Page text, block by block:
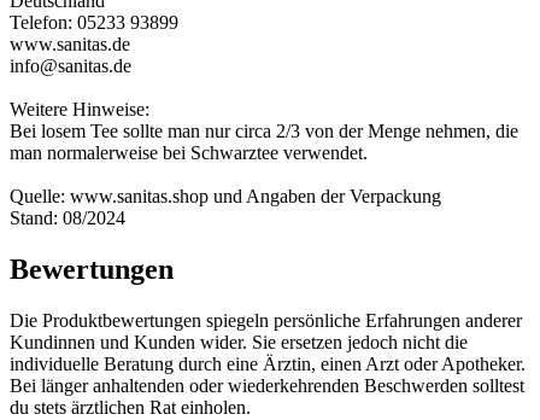
Telefon: 05233 93899
www.sanitas.de
info@sanitas.de
Weitere Hinweise:
Bei losem Tee sollte man nur circa 2/3 von der Menge nehmen, die
man normalerweise bei Schwarztee verwendet.
Quelle: www.sanitas.shop und Angaben der Verpackung
Stand: 08/2024
Bewertungen
Die Produktbewertungen spiegeln persönliche Erfahrungen anderer
Kundinnen und Kunden wider. Sie ersetzen jedoch nicht die
individuelle Beratung durch eine Ärztin, einen Arzt oder Apotheker.
Bei länger anhaltenden oder wiederkehrenden Beschwerden solltest
du stets ärztlichen Rat einholen.